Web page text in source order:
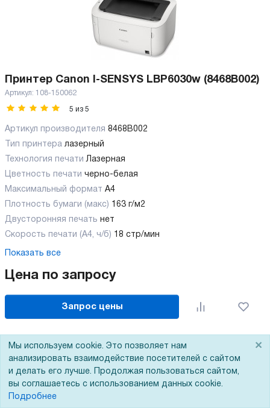
Принтер Canon I-SENSYS LBP6030w (8468B002)
Артикул: 108-150062
5 из 5
Артикул производителя 8468B002
Тип принтера лазерный
Технология печати Лазерная
Цветность печати черно-белая
Максимальный формат А4
Плотность бумаги (макс) 163 г/м2
Двусторонняя печать нет
Скорость печати (А4, ч/б) 18 стр/мин
Показать все
Цена по запросу
Запрос цены
Мы используем cookie. Это позволяет нам
анализировать взаимодействие посетителей с сайтом
и делать его лучше. Продолжая пользоваться сайтом,
вы соглашаетесь с использованием данных cookie.
Подробнее
×